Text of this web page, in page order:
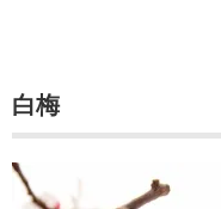
白梅